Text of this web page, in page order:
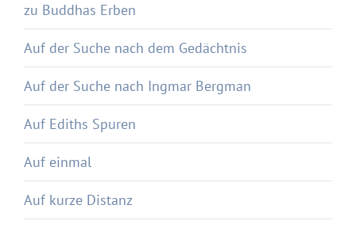
zu Buddhas Erben
Auf der Suche nach dem Gedächtnis
Auf der Suche nach Ingmar Bergman
Auf Ediths Spuren
Auf einmal
Auf kurze Distanz